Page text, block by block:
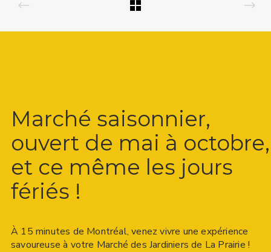
Marché saisonnier,
ouvert de mai à octobre,
et ce même les jours
fériés !
À 15 minutes de Montréal, venez vivre une expérience
savoureuse à votre Marché des Jardiniers de La Prairie !